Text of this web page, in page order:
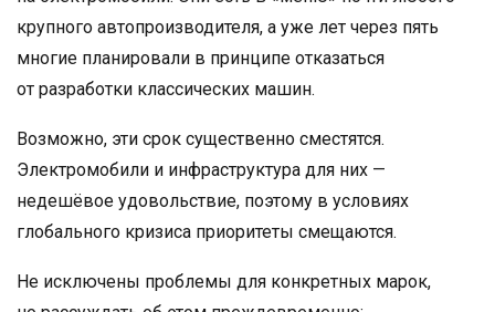
крупного автопроизводителя, а уже лет через пять
многие планировали в принципе отказаться
от разработки классических машин.
Возможно, эти срок существенно сместятся.
Электромобили и инфраструктура для них —
недешёвое удовольствие, поэтому в условиях
глобального кризиса приоритеты смещаются.
Не исключены проблемы для конкретных марок,